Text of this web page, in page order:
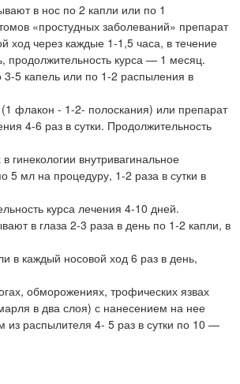
в нос по 2 капли или по 1
«простудных заболеваний» препарат
ход через каждые 1-1,5 часа, в течение
продолжительность курса — 1 месяц.
3-5 капель или по 1-2 распыления в
флакон - 1-2- полоскания) или препарат
4-6 раз в сутки. Продолжительность
гинекологии внутривагинальное
5 мл на процедуру, 1-2 раза в сутки в
курса лечения 4-10 дней.
в глаза 2-3 раза в день по 1-2 капли, в
в каждый носовой ход 6 раз в день,
обморожениях, трофических язвах
в два слоя) с нанесением на нее
из распылителя 4- 5 раз в сутки по 10 —